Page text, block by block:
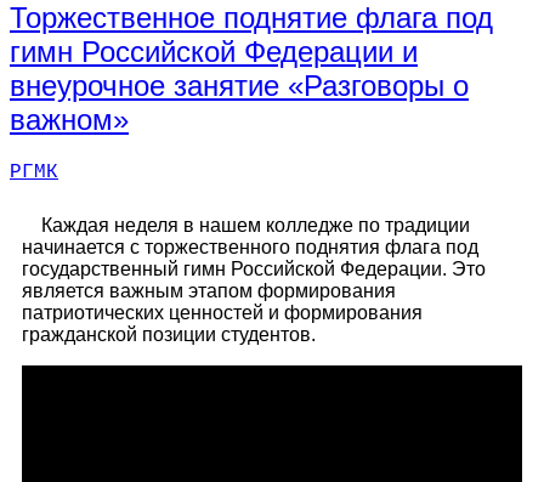
Торжественное поднятие флага под
гимн Российской Федерации и
внеурочное занятие «Разговоры о
важном»
РГМК
Каждая неделя в нашем колледже по традиции
начинается с торжественного поднятия флага под
государственный гимн Российской Федерации. Это
является важным этапом формирования
патриотических ценностей и формирования
гражданской позиции студентов.